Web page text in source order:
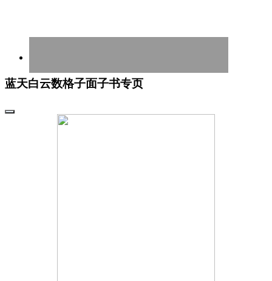
蓝天白云数格子面子书专页